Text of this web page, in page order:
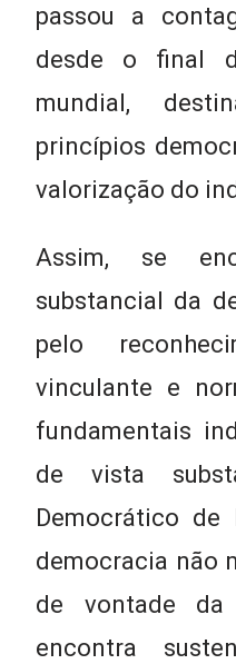
passou a
desde o final
mundial,
princípios
valorização do
Assim, se
substancial da
pelo
vinculante e
fundamentais
de vista
Democrático de
democracia não
de vontade da
encontra